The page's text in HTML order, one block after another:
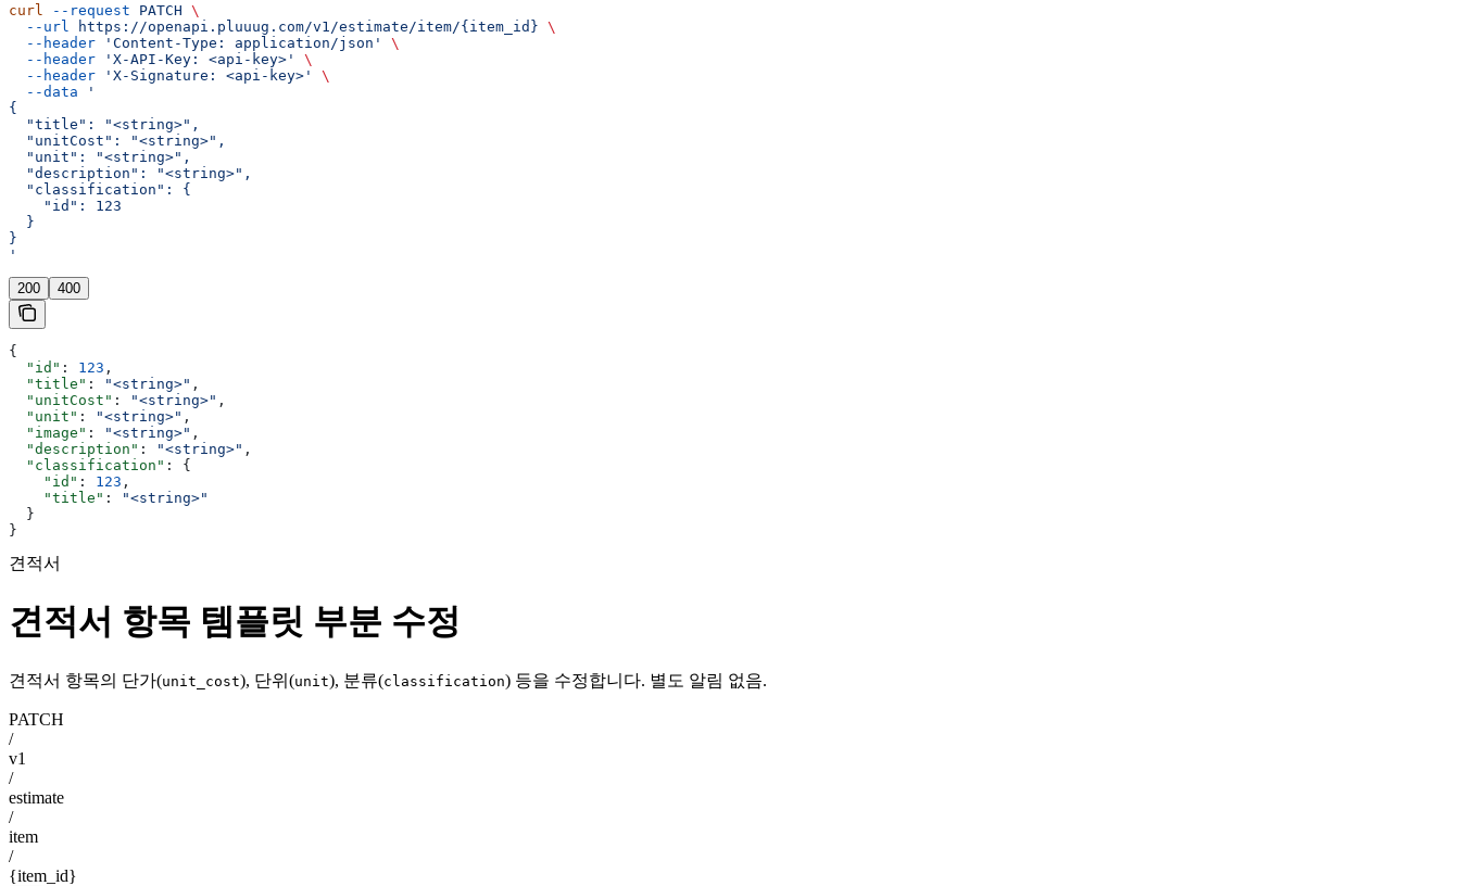
curl --request PATCH \
  --url
https://openapi.pluuug.com/v1/estimate/item/{item_id} \
  --header
'Content-Type: application/json'
\
  --header
'X-API-Key: <api-key>'
\
  --header
'X-Signature: <api-key>'
\
  --data
'
{
  "title": "<string>",
  "unitCost": "<string>",
  "unit": "<string>",
  "description": "<string>",
  "classification": {
    "id": 123
  }
}
'
200 400
{
  "id"
: 123 ,
  "title"
: "<string>" ,
  "unitCost"
: "<string>" ,
  "unit"
: "<string>" ,
  "image"
: "<string>" ,
  "description"
: "<string>" ,
  "classification"
: {
    "id"
: 123 ,
    "title"
:
"<string>"
  }
}
견적서
견적서 항목 템플릿 부분 수정
견적서 항목의 단가(unit_cost), 단위(unit), 분류(classification) 등을 수정합니다. 별도 알림 없음.
PATCH
/
v1
/
estimate
/
item
/
{item_id}